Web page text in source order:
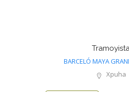
BARCELÓ MAYA
Xpuha